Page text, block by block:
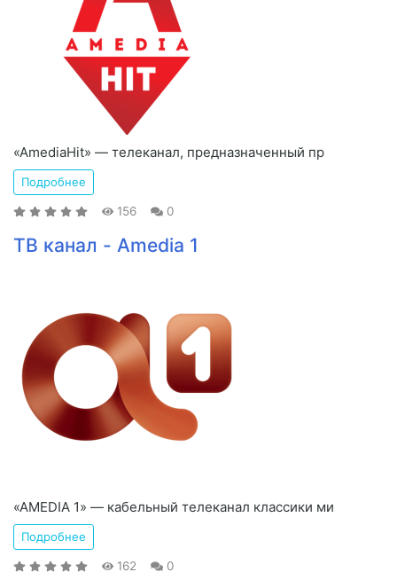
«AmediaHit» — телеканал, предназначенный пр
Подробнее
156 0
ТВ канал - Amedia 1
«AMEDIA 1» — кабельный телеканал классики ми
Подробнее
162 0